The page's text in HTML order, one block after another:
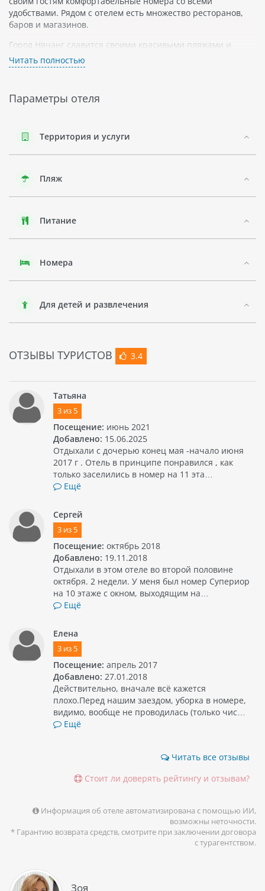
удобствами. Рядом с отелем есть множество ресторанов,
баров и магазинов.
Город Нячанг славится своими красивыми пляжами и
теплым климатом круглый год. В округе можно посетить
знаменитые храмы Понагар, а также аквариум и музей.
Читать полностью
Параметры отеля
Территория и услуги
Пляж
Питание
Номера
Для детей и развлечения
ОТЗЫВЫ ТУРИСТОВ 3.4
Татьяна
3из 5
Посещение: июнь 2021
Добавлено: 15.06.2025
Отдыхали с дочерью конец мая -начало июня
2017 г . Отель в принципе понравился , как
только заселились в номер на 11 эта…
Ещё
Сергей
3из 5
Посещение: октябрь 2018
Добавлено: 19.11.2018
Отдыхали в этом отеле во второй половине
октября. 2 недели. У меня был номер Супериор
на 10 этаже с окном, выходящим на…
Ещё
Елена
3из 5
Посещение: апрель 2017
Добавлено: 27.01.2018
Действительно, вначале всё кажется
плохо.Перед нашим заездом, уборка в номере,
видимо, вообще не проводилась (только чис…
Ещё
Читать все отзывы
Стоит ли доверять рейтингу и отзывам?
Информация об отеле автоматизирована с помощью ИИ,
возможны неточности.
* Гарантию возврата средств, смотрите при заключении договора
с турагентством.
Зоя